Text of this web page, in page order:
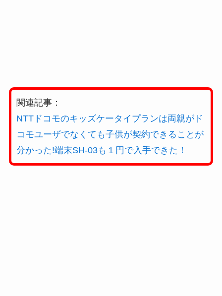
関連記事：
NTTドコモのキッズケータイプランは両親がド
コモユーザでなくても子供が契約できることが
分かった!端末SH-03も１円で入手できた！